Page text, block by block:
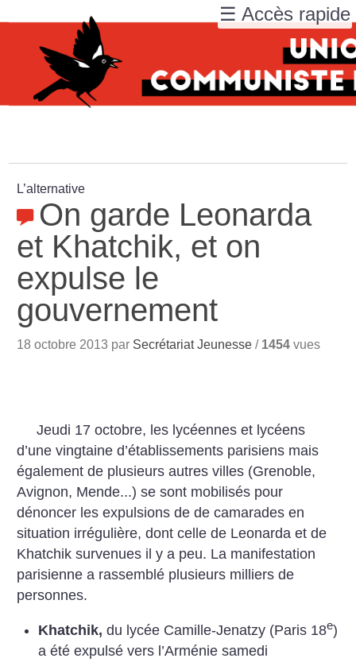
L’alternative
On garde Leonarda
et Khatchik, et on
expulse le
gouvernement
18 octobre 2013 par Secrétariat Jeunesse / 1454 vues
Jeudi 17 octobre, les lycéennes et lycéens
d’une vingtaine d’établissements parisiens mais
également de plusieurs autres villes (Grenoble,
Avignon, Mende...) se sont mobilisés pour
dénoncer les expulsions de de camarades en
situation irrégulière, dont celle de Leonarda et de
Khatchik survenues il y a peu. La manifestation
parisienne a rassemblé plusieurs milliers de
personnes.
Khatchik, du lycée Camille-Jenatzy (Paris 18e)
a été expulsé vers l’Arménie samedi
☰ Accès rapide